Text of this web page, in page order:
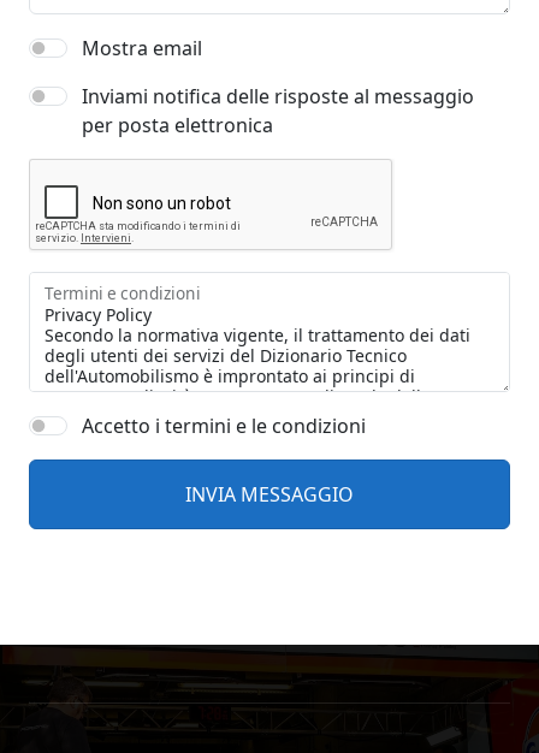
Mostra email
Inviami notifica delle risposte al messaggio
per posta elettronica
Termini e condizioni
Accetto i termini e le condizioni